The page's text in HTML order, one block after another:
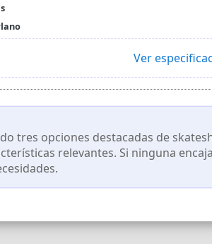
Ver
tres opciones destacadas de
relevantes. Si ninguna